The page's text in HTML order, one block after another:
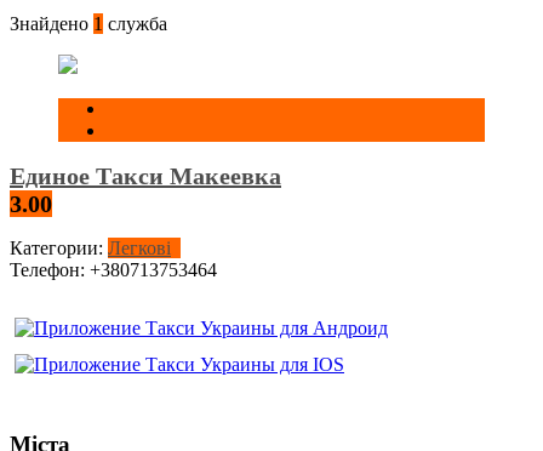
Знайдено 1 служба
Единое Такси Макеевка
3.00
Категории: Легкові
Телефон: +380713753464
Міста